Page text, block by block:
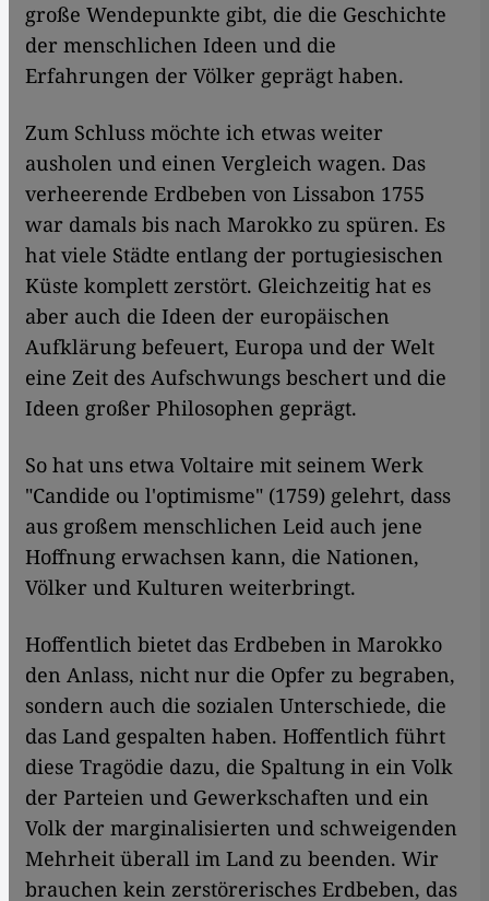
große Wendepunkte gibt, die die Geschichte
der menschlichen Ideen und die
Erfahrungen der Völker geprägt haben.
Zum Schluss möchte ich etwas weiter
ausholen und einen Vergleich wagen. Das
verheerende Erdbeben von Lissabon 1755
war damals bis nach Marokko zu spüren. Es
hat viele Städte entlang der portugiesischen
Küste komplett zerstört. Gleichzeitig hat es
aber auch die Ideen der europäischen
Aufklärung befeuert, Europa und der Welt
eine Zeit des Aufschwungs beschert und die
Ideen großer Philosophen geprägt.
So hat uns etwa Voltaire mit seinem Werk
"Candide ou l'optimisme" (1759) gelehrt, dass
aus großem menschlichen Leid auch jene
Hoffnung erwachsen kann, die Nationen,
Völker und Kulturen weiterbringt.
Hoffentlich bietet das Erdbeben in Marokko
den Anlass, nicht nur die Opfer zu begraben,
sondern auch die sozialen Unterschiede, die
das Land gespalten haben. Hoffentlich führt
diese Tragödie dazu, die Spaltung in ein Volk
der Parteien und Gewerkschaften und ein
Volk der marginalisierten und schweigenden
Mehrheit überall im Land zu beenden. Wir
brauchen kein zerstörerisches Erdbeben, das